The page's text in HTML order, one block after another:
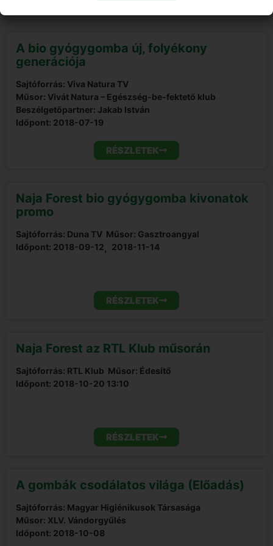
A bio gyógygomba új, folyékony
generációja
Sajtóforrás: Viva Natura TV
Műsor: Vivát Natura – Egészség-be-fektető klub
Beszélgetőpartner: Jakab István
Időpont: 2018-07-19
RÉSZLETEK
Naja Forest bio gyógygomba kivonatok
promo
Sajtóforrás: Duna TV Műsor: Gasztroangyal
Időpont: 2018-09-12, 2018-11-14
RÉSZLETEK
Naja Forest az RTL Klub műsorán
Sajtóforrás: RTL Klub Műsor: Édesítő
Időpont: 2018-10-20 13:10
RÉSZLETEK
A gombák csodálatos világa (Előadás)
Sajtóforrás: Magyar Higiénikusok Társasága
Műsor: XLV. Vándorgyűlés
Időpont: 2018-10-08